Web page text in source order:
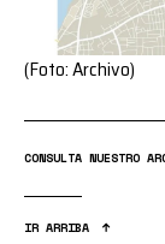
(Foto: Archivo)
CONSULTA NUESTRO
IR ARRIBA